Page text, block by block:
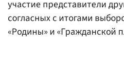
участие представители
согласных с итогами
«Родины» и «Гражданской